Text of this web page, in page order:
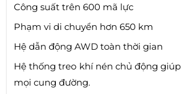
Công suất trên 600 mã lực
Phạm vi di chuyển hơn 650 km
Hệ dẫn động AWD toàn thời gian
Hệ thống treo khí nén chủ động
mọi cung đường.